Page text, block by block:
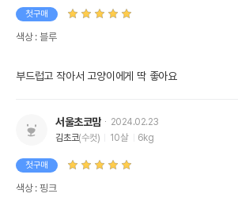
첫구매
색상 : 블루
부드럽고 작아서 고양이에게 딱 좋아요
서울초코맘
2024.02.23
김초코(수컷) 10살 6kg
첫구매
색상 : 핑크